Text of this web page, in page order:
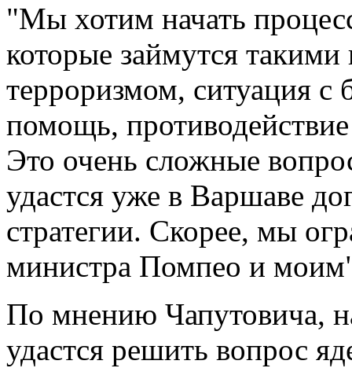
"Мы хотим начать
которые займутся
терроризмом, ситуация с
помощь,
Это очень сложные
удастся уже в Варшаве
стратегии. Скорее, мы
министра Помпео и
По мнению Чапутовича,
удастся решить вопрос